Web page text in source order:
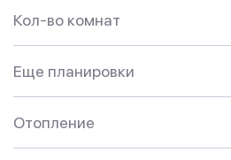
Кол-во комнат
Еще планировки
Отопление